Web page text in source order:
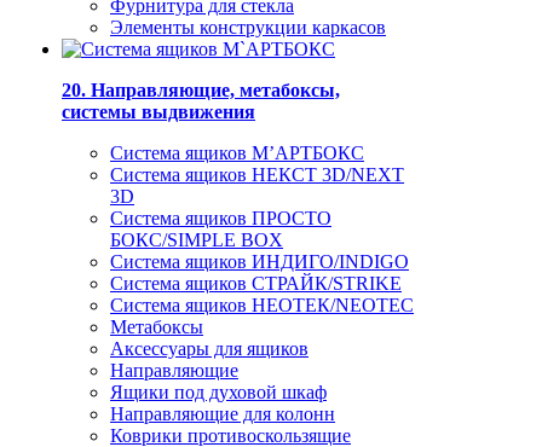
Фурнитура для стекла
Элементы конструкции каркасов
20. Направляющие, метабоксы,
системы выдвижения
Система ящиков М’АРТБОКС
Система ящиков НЕКСТ 3D/NEXT
3D
Система ящиков ПРОСТО
БОКС/SIMPLE BOX
Система ящиков ИНДИГО/INDIGO
Система ящиков СТРАЙК/STRIKE
Система ящиков НЕОТЕК/NEOTEC
Метабоксы
Аксессуары для ящиков
Направляющие
Ящики под духовой шкаф
Направляющие для колонн
Коврики противоскользящие